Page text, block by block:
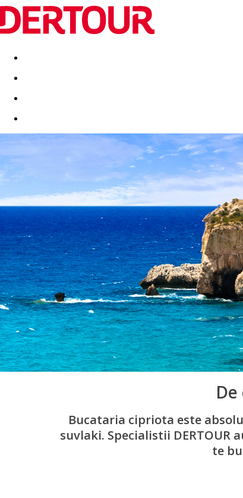
Destinatii Vacanta perfecta OFERTE DE
Bucataria cipriota este
suvlaki. Specialistii
te